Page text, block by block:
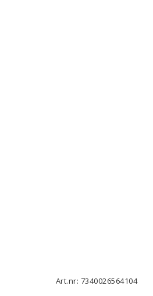
Art.nr: 7340026564104